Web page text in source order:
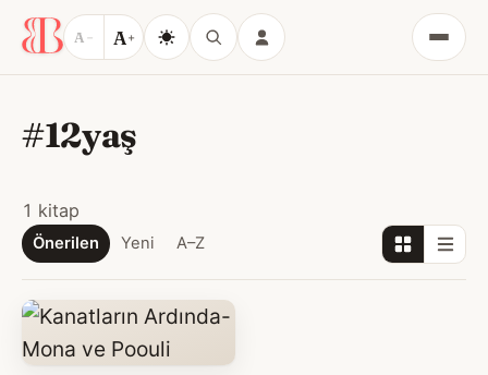
A − A+
Menü
#12yaş
1 kitap
Önerilen Yeni A–Z